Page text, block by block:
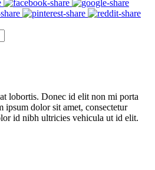
lobortis. Donec id elit non mi porta
ipsum dolor sit amet, consectetur
id nibh ultricies vehicula ut id elit.